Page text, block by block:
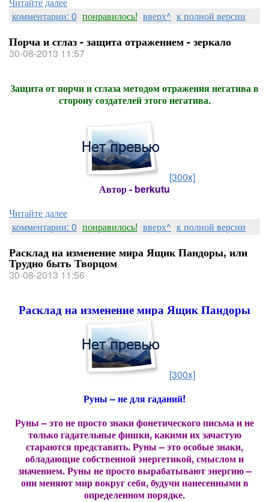
комментарии: 0 понравилось! вверх^ к полной версии
Порча и сглаз - защита отражением - зеркало
30-08-2013 11:57
Защита от порчи и сглаза методом отражения негатива в
сторону создателей этого негатива.
[300x]
Автор - berkutu
Читайте далее
комментарии: 0 понравилось! вверх^ к полной версии
Расклад на изменение мира Ящик Пандоры, или
Трудно быть Творцом
30-08-2013 11:56
Расклад на изменение мира Ящик Пандоры
[300x]
Руны – не для гаданий!
Руны – это не просто знаки фонетического письма и не
только гадательные фишки, какими их зачастую
стараются представить. Руны – это особые знаки,
обладающие собственной энергетикой, смыслом и
значением. Руны не просто вырабатывают энергию –
они меняют мир вокруг себя, будучи нанесенными в
определенном порядке.